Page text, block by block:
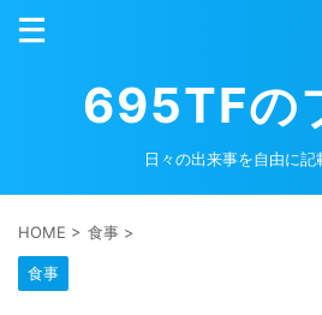
695TFの
日々の出来事を自由に記
HOME > 食事 >
食事